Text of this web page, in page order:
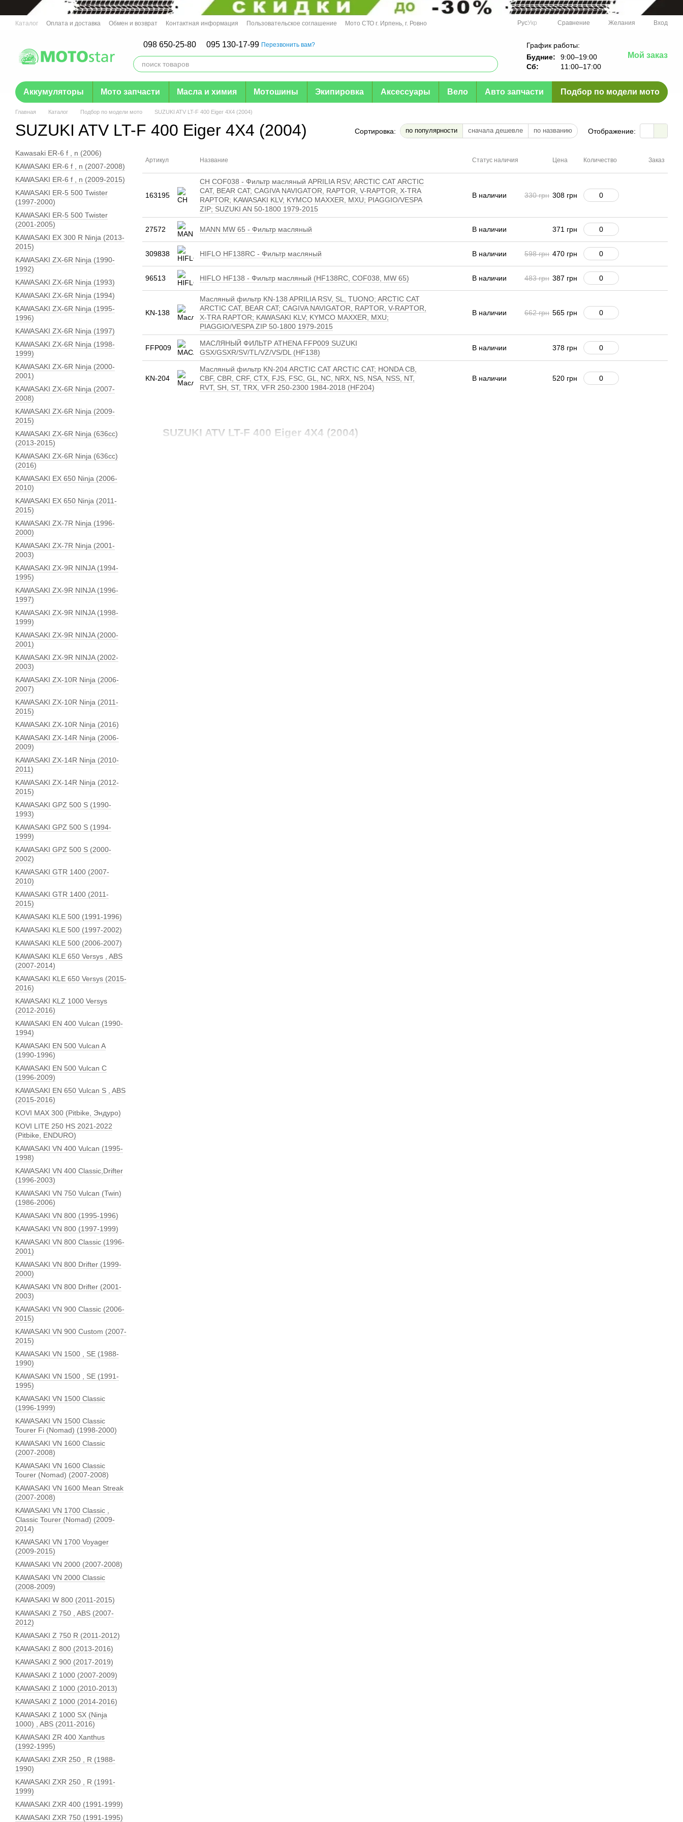
Перейти к основному контенту
Каталог Оплата и доставка Обмен и возврат Контактная информация Пользовательское соглашение
Мото СТО г. Ирпень, г. Ровно
РусУкр Сравнение Желания Вход
098 650-25-80 095 130-17-99 Перезвонить вам?
График работы:
Будние:
9:00–19:00
Сб:
11:00–17:00
Мой заказ
Аккумуляторы Мото запчасти Масла и химия Мотошины Экипировка Аксессуары Вело Авто запчасти Подбор по модели мото
Главная Каталог Подбор по модели мото SUZUKI ATV LT-F 400 Eiger 4X4 (2004)
SUZUKI ATV LT-F 400 Eiger 4X4 (2004) Сортировка: по популярности сначала дешевле по названию Отображение:
SUZUKI ATV LT-F 400 Eiger 4X4 (2004)
Артикул Название Статус наличия Цена Количество Заказ
163195
CH COF038 - Фильтр масляный APRILIA RSV; ARCTIC CAT ARCTIC
CAT, BEAR CAT; CAGIVA NAVIGATOR, RAPTOR, V-RAPTOR, X-TRA
RAPTOR; KAWASAKI KLV; KYMCO MAXXER, MXU; PIAGGIO/VESPA
ZIP; SUZUKI AN 50-1800 1979-2015
В наличии 330 грн 308 грн
27572 MANN MW 65 - Фильтр масляный В наличии 371 грн
309838 HIFLO HF138RC - Фильтр масляный В наличии 598 грн 470 грн
96513 HIFLO HF138 - Фильтр масляный (HF138RC, COF038, MW 65) В наличии 483 грн 387 грн
KN-138
Масляный фильтр KN-138 APRILIA RSV, SL, TUONO; ARCTIC CAT
ARCTIC CAT, BEAR CAT; CAGIVA NAVIGATOR, RAPTOR, V-RAPTOR,
X-TRA RAPTOR; KAWASAKI KLV; KYMCO MAXXER, MXU;
PIAGGIO/VESPA ZIP 50-1800 1979-2015
В наличии 662 грн 565 грн
FFP009
МАСЛЯНЫЙ ФИЛЬТР ATHENA FFP009 SUZUKI
GSX/GSXR/SV/TL/VZ/VS/DL (HF138)
В наличии 378 грн
KN-204
Масляный фильтр KN-204 ARCTIC CAT ARCTIC CAT; HONDA CB,
CBF, CBR, CRF, CTX, FJS, FSC, GL, NC, NRX, NS, NSA, NSS, NT,
RVT, SH, ST, TRX, VFR 250-2300 1984-2018 (HF204)
В наличии 520 грн
Kawasaki ER-6 f , n (2006)
KAWASAKI ER-6 f , n (2007-2008)
KAWASAKI ER-6 f , n (2009-2015)
KAWASAKI ER-5 500 Twister
(1997-2000)
KAWASAKI ER-5 500 Twister
(2001-2005)
KAWASAKI EX 300 R Ninja (2013-
2015)
KAWASAKI ZX-6R Ninja (1990-
1992)
KAWASAKI ZX-6R Ninja (1993)
KAWASAKI ZX-6R Ninja (1994)
KAWASAKI ZX-6R Ninja (1995-
1996)
KAWASAKI ZX-6R Ninja (1997)
KAWASAKI ZX-6R Ninja (1998-
1999)
KAWASAKI ZX-6R Ninja (2000-
2001)
KAWASAKI ZX-6R Ninja (2007-
2008)
KAWASAKI ZX-6R Ninja (2009-
2015)
KAWASAKI ZX-6R Ninja (636сс)
(2013-2015)
KAWASAKI ZX-6R Ninja (636сс)
(2016)
KAWASAKI EX 650 Ninja (2006-
2010)
KAWASAKI EX 650 Ninja (2011-
2015)
KAWASAKI ZX-7R Ninja (1996-
2000)
KAWASAKI ZX-7R Ninja (2001-
2003)
KAWASAKI ZX-9R NINJA (1994-
1995)
KAWASAKI ZX-9R NINJA (1996-
1997)
KAWASAKI ZX-9R NINJA (1998-
1999)
KAWASAKI ZX-9R NINJA (2000-
2001)
KAWASAKI ZX-9R NINJA (2002-
2003)
KAWASAKI ZX-10R Ninja (2006-
2007)
KAWASAKI ZX-10R Ninja (2011-
2015)
KAWASAKI ZX-10R Ninja (2016)
KAWASAKI ZX-14R Ninja (2006-
2009)
KAWASAKI ZX-14R Ninja (2010-
2011)
KAWASAKI ZX-14R Ninja (2012-
2015)
KAWASAKI GPZ 500 S (1990-
1993)
KAWASAKI GPZ 500 S (1994-
1999)
KAWASAKI GPZ 500 S (2000-
2002)
KAWASAKI GTR 1400 (2007-
2010)
KAWASAKI GTR 1400 (2011-
2015)
KAWASAKI KLE 500 (1991-1996)
KAWASAKI KLE 500 (1997-2002)
KAWASAKI KLE 500 (2006-2007)
KAWASAKI KLE 650 Versys , ABS
(2007-2014)
KAWASAKI KLE 650 Versys (2015-
2016)
KAWASAKI KLZ 1000 Versys
(2012-2016)
KAWASAKI EN 400 Vulcan (1990-
1994)
KAWASAKI EN 500 Vulcan A
(1990-1996)
KAWASAKI EN 500 Vulcan C
(1996-2009)
KAWASAKI EN 650 Vulcan S , ABS
(2015-2016)
KOVI MAX 300 (Pitbike, Эндуро)
KOVI LITE 250 HS 2021-2022
(Pitbike, ENDURO)
KAWASAKI VN 400 Vulcan (1995-
1998)
KAWASAKI VN 400 Classic,Drifter
(1996-2003)
KAWASAKI VN 750 Vulcan (Twin)
(1986-2006)
KAWASAKI VN 800 (1995-1996)
KAWASAKI VN 800 (1997-1999)
KAWASAKI VN 800 Classic (1996-
2001)
KAWASAKI VN 800 Drifter (1999-
2000)
KAWASAKI VN 800 Drifter (2001-
2003)
KAWASAKI VN 900 Classic (2006-
2015)
KAWASAKI VN 900 Custom (2007-
2015)
KAWASAKI VN 1500 , SE (1988-
1990)
KAWASAKI VN 1500 , SE (1991-
1995)
KAWASAKI VN 1500 Classic
(1996-1999)
KAWASAKI VN 1500 Classic
Tourer Fi (Nomad) (1998-2000)
KAWASAKI VN 1600 Classic
(2007-2008)
KAWASAKI VN 1600 Classic
Tourer (Nomad) (2007-2008)
KAWASAKI VN 1600 Mean Streak
(2007-2008)
KAWASAKI VN 1700 Classic ,
Classic Tourer (Nomad) (2009-
2014)
KAWASAKI VN 1700 Voyager
(2009-2015)
KAWASAKI VN 2000 (2007-2008)
KAWASAKI VN 2000 Classic
(2008-2009)
KAWASAKI W 800 (2011-2015)
KAWASAKI Z 750 , ABS (2007-
2012)
KAWASAKI Z 750 R (2011-2012)
KAWASAKI Z 800 (2013-2016)
KAWASAKI Z 900 (2017-2019)
KAWASAKI Z 1000 (2007-2009)
KAWASAKI Z 1000 (2010-2013)
KAWASAKI Z 1000 (2014-2016)
KAWASAKI Z 1000 SX (Ninja
1000) , ABS (2011-2016)
KAWASAKI ZR 400 Xanthus
(1992-1995)
KAWASAKI ZXR 250 , R (1988-
1990)
KAWASAKI ZXR 250 , R (1991-
1999)
KAWASAKI ZXR 400 (1991-1999)
KAWASAKI ZXR 750 (1991-1995)